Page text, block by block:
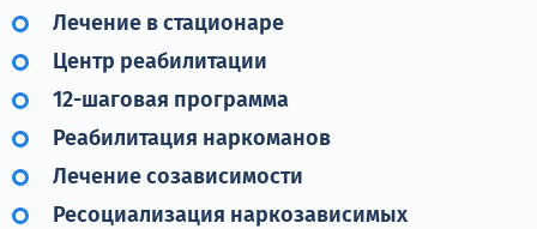
Лечение в стационаре
Центр реабилитации
12-шаговая программа
Реабилитация наркоманов
Лечение созависимости
Ресоциализация наркозависимых